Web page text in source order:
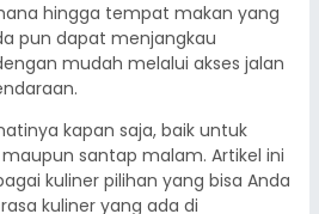
hingga tempat makan yang
pun dapat menjangkau
mudah melalui akses jalan
kapan saja, baik untuk
santap malam. Artikel ini
kuliner pilihan yang bisa Anda
kuliner yang ada di